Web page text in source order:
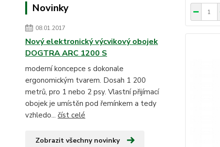
Novinky
08.01.2017
Nový elektronický výcvikový obojek
DOGTRA ARC 1200 S
moderní koncepce s dokonale
ergonomickým tvarem. Dosah 1 200
metrů, pro 1 nebo 2 psy. Vlastní přijímací
obojek je umístěn pod řemínkem a tedy
vzhledo... číst celé
Zobrazit všechny novinky